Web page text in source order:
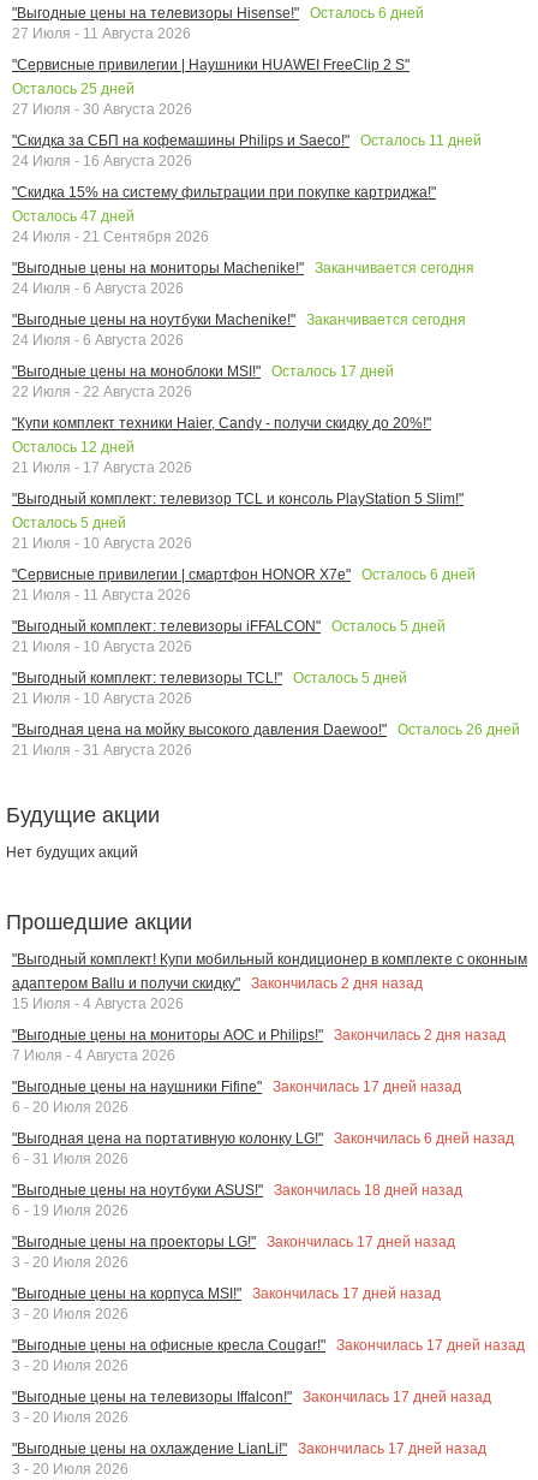
"Выгодные цены на телевизоры Hisense!"
Осталось 6 дней
27 Июля - 11 Августа 2026
"Сервисные привилегии | Наушники HUAWEI FreeClip 2 S"
Осталось 25 дней
27 Июля - 30 Августа 2026
"Скидка за СБП на кофемашины Philips и Saeco!"
Осталось 11 дней
24 Июля - 16 Августа 2026
"Скидка 15% на систему фильтрации при покупке картриджа!"
Осталось 47 дней
24 Июля - 21 Сентября 2026
"Выгодные цены на мониторы Machenike!"
Заканчивается сегодня
24 Июля - 6 Августа 2026
"Выгодные цены на ноутбуки Machenike!"
Заканчивается сегодня
24 Июля - 6 Августа 2026
"Выгодные цены на моноблоки MSI!"
Осталось 17 дней
22 Июля - 22 Августа 2026
"Купи комплект техники Haier, Candy - получи скидку до 20%!"
Осталось 12 дней
21 Июля - 17 Августа 2026
"Выгодный комплект: телевизор TCL и консоль PlayStation 5 Slim!"
Осталось 5 дней
21 Июля - 10 Августа 2026
"Сервисные привилегии | смартфон HONOR X7e"
Осталось 6 дней
21 Июля - 11 Августа 2026
"Выгодный комплект: телевизоры iFFALCON"
Осталось 5 дней
21 Июля - 10 Августа 2026
"Выгодный комплект: телевизоры TCL!"
Осталось 5 дней
21 Июля - 10 Августа 2026
"Выгодная цена на мойку высокого давления Daewoo!"
Осталось 26 дней
21 Июля - 31 Августа 2026
Будущие акции
Нет будущих акций
Прошедшие акции
"Выгодный комплект! Купи мобильный кондиционер в комплекте с оконным
адаптером Ballu и получи скидку"
Закончилась 2 дня назад
15 Июля - 4 Августа 2026
"Выгодные цены на мониторы AOC и Philips!"
Закончилась 2 дня назад
7 Июля - 4 Августа 2026
"Выгодные цены на наушники Fifine"
Закончилась 17 дней назад
6 - 20 Июля 2026
"Выгодная цена на портативную колонку LG!"
Закончилась 6 дней назад
6 - 31 Июля 2026
"Выгодные цены на ноутбуки ASUS!"
Закончилась 18 дней назад
6 - 19 Июля 2026
"Выгодные цены на проекторы LG!"
Закончилась 17 дней назад
3 - 20 Июля 2026
"Выгодные цены на корпуса MSI!"
Закончилась 17 дней назад
3 - 20 Июля 2026
"Выгодные цены на офисные кресла Cougar!"
Закончилась 17 дней назад
3 - 20 Июля 2026
"Выгодные цены на телевизоры Iffalcon!"
Закончилась 17 дней назад
3 - 20 Июля 2026
"Выгодные цены на охлаждение LianLi!"
Закончилась 17 дней назад
3 - 20 Июля 2026